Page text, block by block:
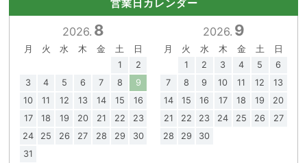
営業日カレンダー
2026. 8
月 火 水 木 金 土
日
1
2
3
4 5 6 7 8
9
10
11 12 13 14 15
16
17
18 19 20 21 22
23
24
25 26 27 28 29
30
31
2026. 9
月 火 水 木 金 土
日
1
2 3 4 5
6
7
8 9 10 11 12
13
14
15 16 17 18 19
20
21
22 23 24 25 26
27
28
29 30